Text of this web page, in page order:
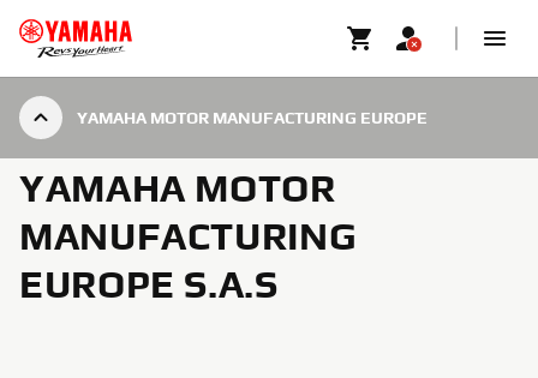
YAMAHA MOTOR MANUFACTURING EUROPE
YAMAHA MOTOR
MANUFACTURING
EUROPE S.A.S